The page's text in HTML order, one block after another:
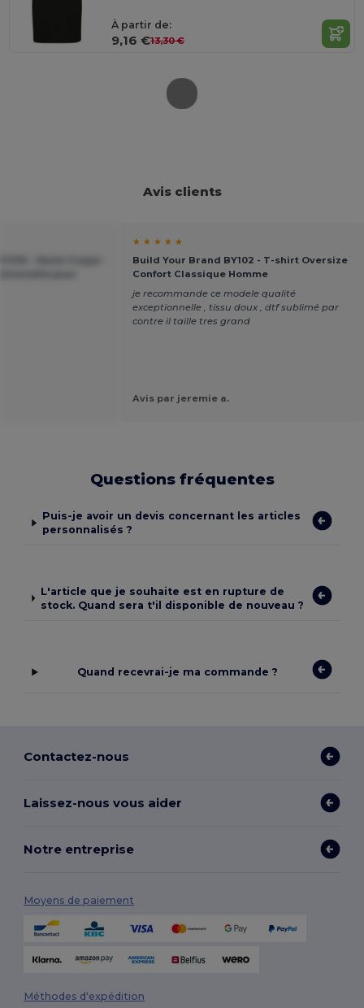
À partir de:
9,16 €13,30 €
Avis clients
★ ★ ★ ★ ★
Build Your Brand BY102 - T-shirt Oversize
Confort Classique Homme
je recommande ce modele qualité
exceptionnelle , tissu doux , dtf sublimé par
contre il taille tres grand
Avis par jeremie a.
Questions fréquentes
Puis-je avoir un devis concernant les articles
personnalisés ?
L'article que je souhaite est en rupture de
stock. Quand sera t'il disponible de nouveau ?
Quand recevrai-je ma commande ?
Contactez-nous
Laissez-nous vous aider
Notre entreprise
Moyens de paiement
Méthodes d'expédition